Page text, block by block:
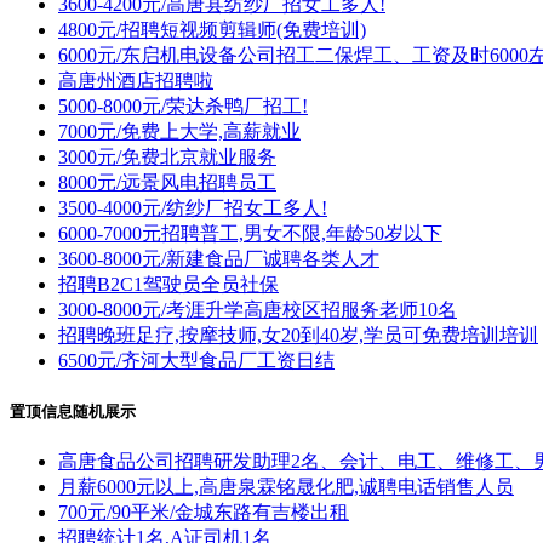
3600-4200元/高唐县纺纱厂招女工多人!
4800元/招聘短视频剪辑师(免费培训)
6000元/东启机电设备公司招工二保焊工、工资及时6000
高唐州酒店招聘啦
5000-8000元/荣达杀鸭厂招工!
7000元/免费上大学,高薪就业
3000元/免费北京就业服务
8000元/远景风电招聘员工
3500-4000元/纺纱厂招女工多人!
6000-7000元招聘普工,男女不限,年龄50岁以下
3600-8000元/新建食品厂诚聘各类人才
招聘B2C1驾驶员全员社保
3000-8000元/考涯升学高唐校区招服务老师10名
招聘晚班足疗,按摩技师,女20到40岁,学员可免费培训培训
6500元/齐河大型食品厂工资日结
置顶信息随机展示
高唐食品公司招聘研发助理2名、会计、电工、维修工、
月薪6000元以上,高唐泉霖铭晟化肥,诚聘电话销售人员
700元/90平米/金城东路有吉楼出租
招聘统计1名,A证司机1名